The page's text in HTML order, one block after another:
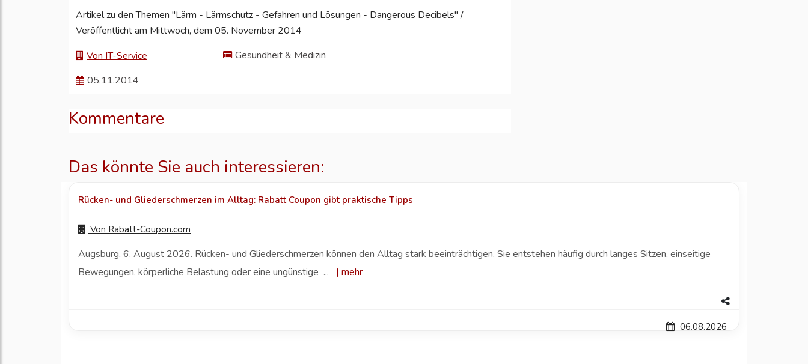
Artikel zu den Themen "Lärm - Lärmschutz - Gefahren und Lösungen - Dangerous Decibels" /
Veröffentlicht am Mittwoch, dem 05. November 2014
Von IT-Service
Gesundheit & Medizin
05.11.2014
Kommentare
Das könnte Sie auch interessieren:
Rücken- und Gliederschmerzen im Alltag: Rabatt Coupon gibt praktische Tipps
Von Rabatt-Coupon.com
Augsburg, 6. August 2026. Rücken- und Gliederschmerzen können den Alltag stark beeinträchtigen. Sie entstehen häufig durch langes Sitzen, einseitige
Bewegungen, körperliche Belastung oder eine ungünstige ... |mehr
06.08.2026